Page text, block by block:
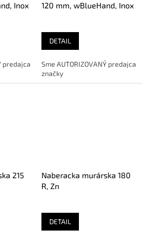
Inox
predajca
120 mm, wBlueHand, Inox
DETAIL
Sme AUTORIZOVANÝ predajca
značky
215
Naberacka murárska 180
R, Zn
DETAIL